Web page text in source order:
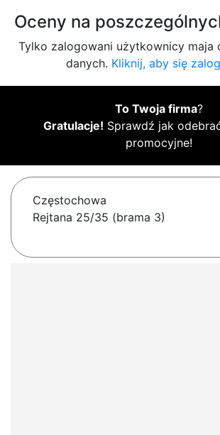
Oceny na
Tylko zalogowani użytkownicy maja
danych. Kliknij, aby się
To Twoja firma?
Gratulacje! Sprawdź jak
promocyjne!
Częstochowa
Rejtana 25/35 (brama 3)